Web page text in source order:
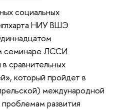
социальных
НИУ ВШЭ
семинаре ЛССИ
сравнительных
который пройдет в
международной
развития